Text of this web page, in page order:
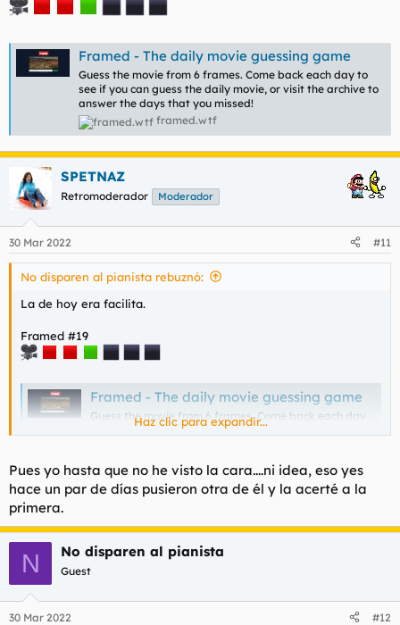
Framed - The daily movie guessing game
Guess the movie from 6 frames. Come back each day to
see if you can guess the daily movie, or visit the archive to
answer the days that you missed!
framed.wtf
SPETNAZ
Retromoderador Moderador
30 Mar 2022 #11
No disparen al pianista rebuznó:
La de hoy era facilita.
Framed #19
Framed - The daily movie guessing game
Guess the movie from 6 frames. Come back each day
to see if you can guess the daily movie, or visit the
framed.wtf
Haz clic para expandir...
Pues yo hasta que no he visto la cara....ni idea, eso yes
hace un par de días pusieron otra de él y la acerté a la
primera.
N No disparen al pianista
Guest
30 Mar 2022 #12